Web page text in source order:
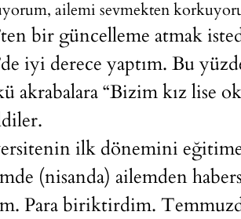
ailemi sevmekten
bir güncelleme atmak
iyi derece yaptım. Bu
akrabalara “Bizim kız lise
ilk dönemini
(nisanda) ailemden
Para biriktirdim.